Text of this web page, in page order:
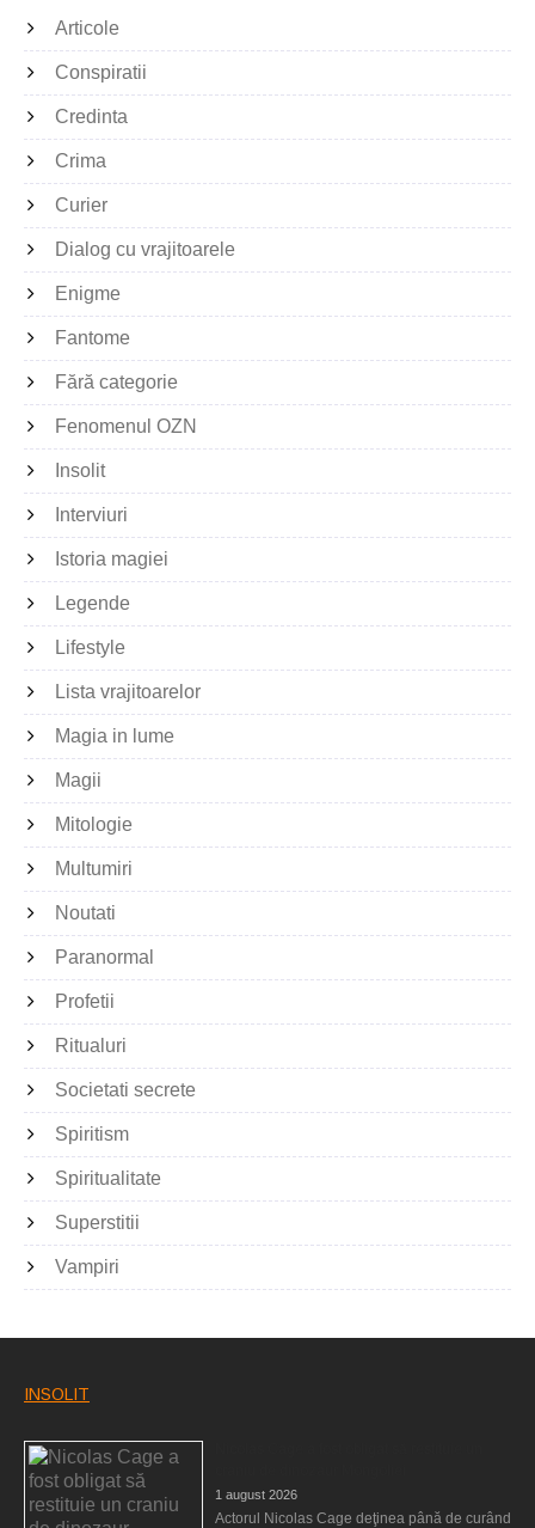
Articole
Conspiratii
Credinta
Crima
Curier
Dialog cu vrajitoarele
Enigme
Fantome
Fără categorie
Fenomenul OZN
Insolit
Interviuri
Istoria magiei
Legende
Lifestyle
Lista vrajitoarelor
Magia in lume
Magii
Mitologie
Multumiri
Noutati
Paranormal
Profetii
Ritualuri
Societati secrete
Spiritism
Spiritualitate
Superstitii
Vampiri
INSOLIT
1 august 2026
Actorul Nicolas Cage deţinea până de curând